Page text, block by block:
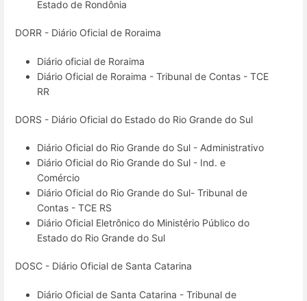
Estado de Rondônia
DORR - Diário Oficial de Roraima
Diário oficial de Roraima
Diário Oficial de Roraima - Tribunal de Contas - TCE
RR
DORS - Diário Oficial do Estado do Rio Grande do Sul
Diário Oficial do Rio Grande do Sul - Administrativo
Diário Oficial do Rio Grande do Sul - Ind. e
Comércio
Diário Oficial do Rio Grande do Sul- Tribunal de
Contas - TCE RS
Diário Oficial Eletrônico do Ministério Público do
Estado do Rio Grande do Sul
DOSC - Diário Oficial de Santa Catarina
Diário Oficial de Santa Catarina - Tribunal de